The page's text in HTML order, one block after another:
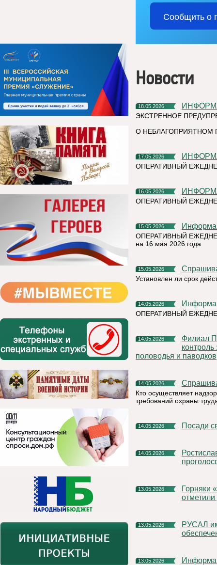
Сообщить о
Новости
18.05.2026
ЭКСТРЕННОЕ
О НЕБЛАГОПРИЯТНОМ
17.05.2026
ОПЕРАТИВНЫЙ
16.05.2026
ОПЕРАТИВНЫЙ
15.05.2026
ОПЕРАТИВНЫЙ
на 16 мая 2026 года
15.05.2026
Установлен ли срок
14.05.2026
ОПЕРАТИВНЫЙ
14.05.2026
Филиал ПАО «Россети» – МЭС Северо-Запада усилил
половодья и паводков
14.05.2026
Кто осуществляет
требований охраны
14.05.2026 Посади
14.05.2026
Ростислав Гольдштейн: Более 35 тысяч жителей Коми уже
13.05.2026
Горняки «Боксита Тимана» вместе с жителями Чиньяворыка
13.05.2026
РУСАЛ импортозаместил критическое программное
13.05.2026